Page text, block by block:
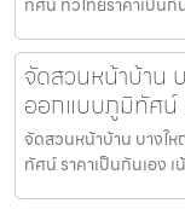
จัดสวนหน้าบ้าน
ออกแบบภูมิทัศ
จัดสวนหน้าบ้าน บางใ
ทัศน์ ราคาเป็นกันเอง